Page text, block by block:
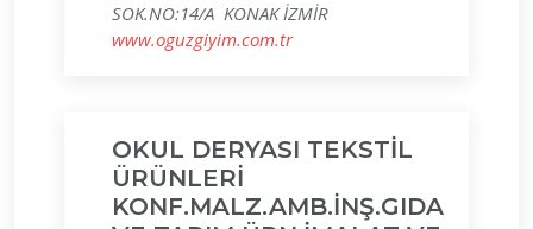
SOK.NO:14/A KONAK İZMİR
www.oguzgiyim.com.tr
OKUL DERYASI TEKSTİL
ÜRÜNLERİ
KONF.MALZ.AMB.İNŞ.GIDA